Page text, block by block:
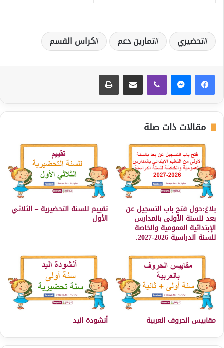
تحضيري تمارين دعم كراس القسم
مقالات ذات صلة
بلاغ:حول فتح باب التسجيل عن
بعد للسنة الأولى بالمدارس
الإبتدائية العمومية والخاصة
للسنة الدراسية 2026-2027.
تقييم للسنة التحضيرية – الثلاثي
الأول
مقاييس الحروف العربية أنشودة اليد